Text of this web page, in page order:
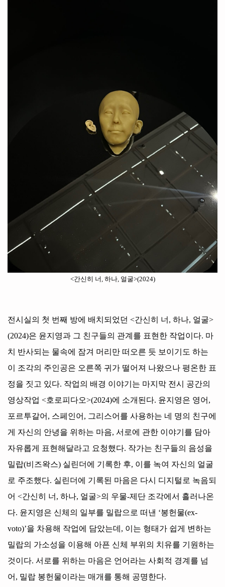
<간신히 너 하나, 얼굴>(2024)
전시실의 첫 번째 방에 배치되었던 <간신히 너 , 하나, 얼굴>
(2024)은 윤지영과 그 친구들의 관계를 표현한 작업이다. 마
치 반사되는 물속에 잠겨 머리만 떠오른 듯 보이기도 하는
이 조각의 주인공은 오른쪽 귀가 떨어져 나왔으나 평온한 표
정을 짓고 있다. 작업의 배경 이야기는 마지막 전시 공간의
영상작업 <호로피다오>(2024)에 소개된다. 윤지영은 영어 ,
포르투갈어 , 스페인어 , 그리스어를 사용하는 네 명의 친구에
게 자신의 안녕을 위하는 마음, 서로에 관한 이야기를 담아
자유롭게 표현해달라고 요청했다. 작가는 친구들의 음성을
밀랍(비즈왁스) 실린더에 기록한 후, 이를 녹여 자신의 얼굴
로 주조했다. 실린더에 기록된 마음은 다시 디지털로 녹음되
어 <간신히 너 , 하나, 얼굴>의 우물-제단 조각에서 흘러나온
다. 윤지영은 신체의 일부를 밀랍으로 떠낸 ‘봉헌물(ex-
voto)’을 차용해 작업에 담았는데 , 이는 형태가 쉽게 변하는
밀랍의 가소성을 이용해 아픈 신체 부위의 치유를 기원하는
것이다. 서로를 위하는 마음은 언어라는 사회적 경계를 넘
어 , 밀랍 봉헌물이라는 매개를 통해 공명한다.